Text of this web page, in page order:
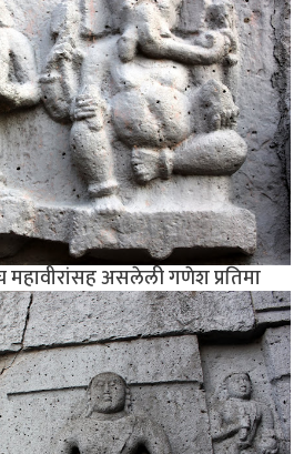
महावीरांसह असलेली गणेश प्रतिमा